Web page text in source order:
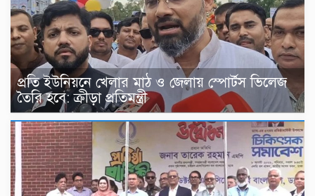
প্রতি ইউনিয়নে খেলার মাঠ ও জেলায় স্পোর্টস ভিলেজ
তৈরি হবে: ক্রীড়া প্রতিমন্ত্রী